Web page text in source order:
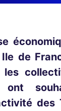
de
ont
des